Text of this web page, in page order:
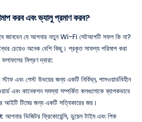
করব এবং ভ্যালু প্রমাণ করব?
জানবেন যে আপনার নতুন Wi-Fi সেটআপটি সফল কি না?
চেয়েও অনেক বেশি কিছু। প্রকৃত সাফল্য পরিমাপ করা
মিশ্রণ দ্বারা:
স্টাফ এবং গেস্ট উভয়ের জন্য একটি নির্বিঘ্ন, পাসওয়ার্ডবিহীন
এবং কানেকশন সমস্যা সম্পর্কিত কলগুলোকে ব্যাপকভাবে
আইটি টিমের জন্য একটি সত্যিকারের জয়।
আপনার ভিজিটর ফ্রিকোয়েন্সি, ডুয়েল টাইম এবং পিক